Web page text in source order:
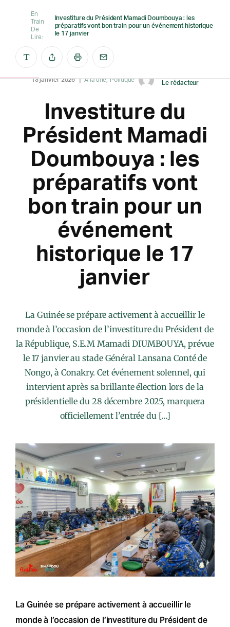
En
Train
De
Lire:
Investiture du Président Mamadi Doumbouya : les
préparatifs vont bon train pour un événement historique
le 17 janvier
13 janvier 2026 A la une Politique
Le rédacteur
Investiture du
Président Mamadi
Doumbouya : les
préparatifs vont
bon train pour un
événement
historique le 17
janvier
La Guinée se prépare activement à accueillir le
monde à l’occasion de l’investiture du Président de
la République, S.E.M Mamadi DIUMBOUYA, prévue
le 17 janvier au stade Général Lansana Conté de
Nongo, à Conakry. Cet événement solennel, qui
intervient après sa brillante élection lors de la
présidentielle du 28 décembre 2025, marquera
officiellement l’entrée du […]
La Guinée se prépare activement à accueillir le
monde à l’occasion de l’investiture du Président de